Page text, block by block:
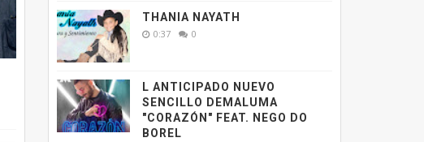
THANIA NAYATH
0:37 0
L ANTICIPADO NUEVO
SENCILLO DEMALUMA
"CORAZÓN" FEAT. NEGO DO
BOREL